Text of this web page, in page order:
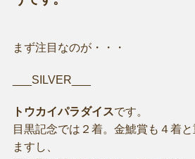
まず注目なのが・・・
___SILVER___
トウカイパラダイスです。
目黒記念では２着。金鯱賞も４着
ますし、